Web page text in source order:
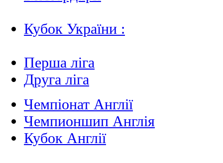
Кубок України :
Перша ліга
Друга ліга
Чемпіонат Англії
Чемпионшип Англія
Кубок Англії